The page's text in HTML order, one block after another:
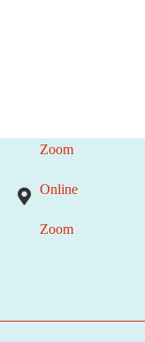
Zoom
Online
Zoom